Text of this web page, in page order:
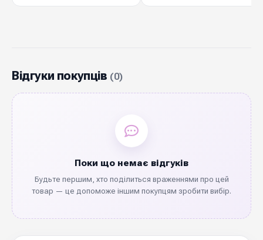
Відгуки покупців (0)
Поки що немає відгуків
Будьте першим, хто поділиться враженнями про цей
товар — це допоможе іншим покупцям зробити вибір.